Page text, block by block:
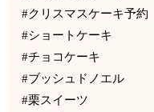
#クリスマスケーキ予約
#ショートケーキ
#チョコケーキ
#ブッシュドノエル
#栗スイーツ